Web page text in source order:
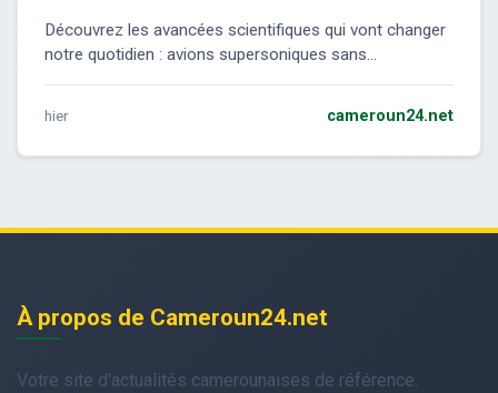
Découvrez les avancées scientifiques qui vont changer
notre quotidien : avions supersoniques sans...
hier cameroun24.net
À propos de Cameroun24.net
Votre site d'actualités camerounaises de référence.